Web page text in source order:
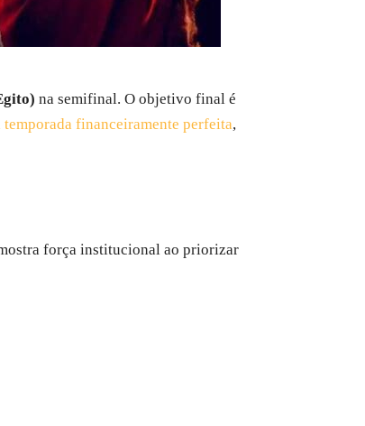
na semifinal. O objetivo final é
financeiramente perfeita,
força institucional ao priorizar